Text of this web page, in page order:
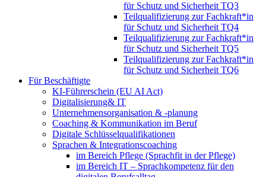
für Schutz und Sicherheit TQ3
Teilqualifizierung zur Fachkraft*in
für Schutz und Sicherheit TQ4
Teilqualifizierung zur Fachkraft*in
für Schutz und Sicherheit TQ5
Teilqualifizierung zur Fachkraft*in
für Schutz und Sicherheit TQ6
Für Beschäftigte
KI-Führerschein (EU AI Act)
Digitalisierung& IT
Unternehmensorganisation & ‑planung
Coaching & Kommunikation im Beruf
Digitale Schlüsselqualifikationen
Sprachen & Integrationscoaching
im Bereich Pflege (Sprachfit in der Pflege)
im Bereich IT – Sprachkompetenz für den